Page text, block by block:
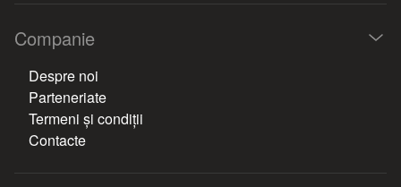
Companie
Despre noi
Parteneriate
Termeni și condiții
Contacte